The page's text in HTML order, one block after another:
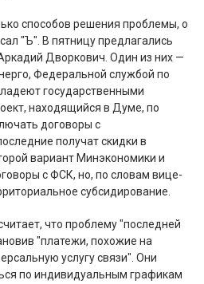
способов решения проблемы, о
"Ъ". В пятницу предлагались
Дворкович. Один из них —
Федеральной службой по
государственными
находящийся в Думе, по
договоры с
получат скидки в
вариант Минэкономики и
с ФСК, но, по словам вице-
субсидирование.
что проблему "последней
"платежи, похожие на
услугу связи". Они
по индивидуальным графикам